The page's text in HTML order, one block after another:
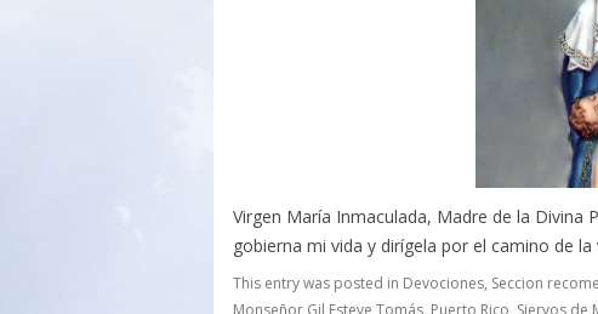
Virgen María Inmaculada, Madre de la Divina
gobierna mi vida y dirígela por el camino de
This entry was posted in Devociones, Seccion
Monseñor Gil Esteve Tomás, Puerto Rico, Siervos de